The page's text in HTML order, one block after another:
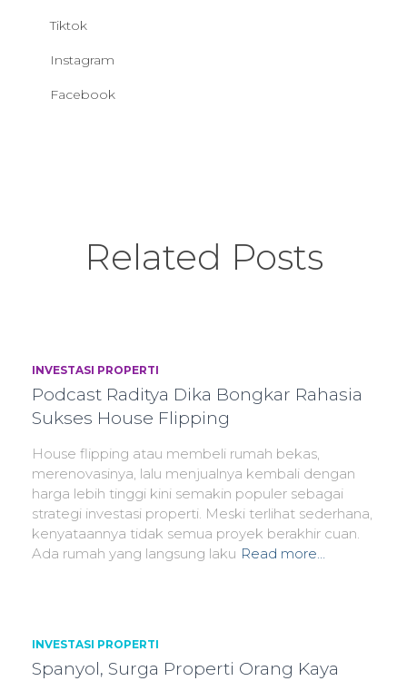
Tiktok
Instagram
Facebook
Related Posts
INVESTASI PROPERTI
Podcast Raditya Dika Bongkar Rahasia
Sukses House Flipping
House flipping atau membeli rumah bekas,
merenovasinya, lalu menjualnya kembali dengan
harga lebih tinggi kini semakin populer sebagai
strategi investasi properti. Meski terlihat sederhana,
kenyataannya tidak semua proyek berakhir cuan.
Ada rumah yang langsung laku Read more…
INVESTASI PROPERTI
Spanyol, Surga Properti Orang Kaya